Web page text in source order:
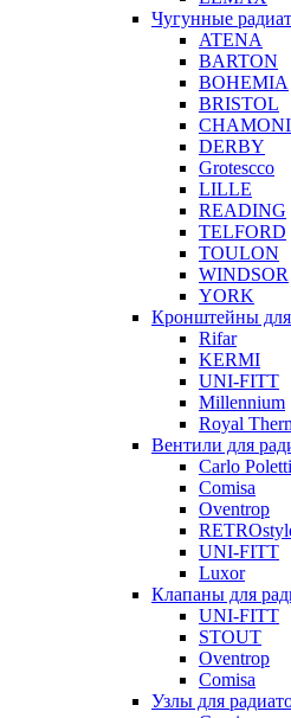
Чугунные
ATENA
BARTON
BOHEMIA
BRISTOL
DERBY
Grotescco
LILLE
READING
TELFORD
TOULON
WINDSOR
YORK
Кронштейны для
Rifar
KERMI
UNI-FITT
Millennium
Royal
Вентили для
Carlo Poletti
Comisa
Oventrop
UNI-FITT
Luxor
Клапаны для
UNI-FITT
STOUT
Oventrop
Comisa
Узлы для